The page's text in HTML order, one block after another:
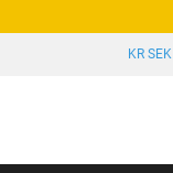
KR SEK